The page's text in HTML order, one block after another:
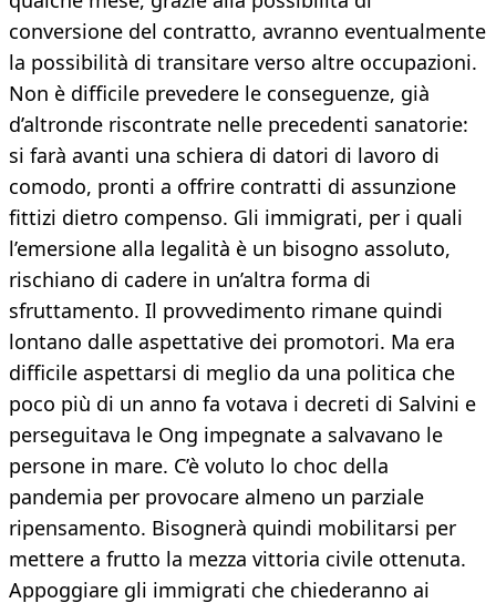
conversione del contratto, avranno eventualmente
la possibilità di transitare verso altre occupazioni.
Non è difficile prevedere le conseguenze, già
d’altronde riscontrate nelle precedenti sanatorie:
si farà avanti una schiera di datori di lavoro di
comodo, pronti a offrire contratti di assunzione
fittizi dietro compenso. Gli immigrati, per i quali
l’emersione alla legalità è un bisogno assoluto,
rischiano di cadere in un’altra forma di
sfruttamento. Il provvedimento rimane quindi
lontano dalle aspettative dei promotori. Ma era
difficile aspettarsi di meglio da una politica che
poco più di un anno fa votava i decreti di Salvini e
perseguitava le Ong impegnate a salvavano le
persone in mare. C’è voluto lo choc della
pandemia per provocare almeno un parziale
ripensamento. Bisognerà quindi mobilitarsi per
mettere a frutto la mezza vittoria civile ottenuta.
Appoggiare gli immigrati che chiederanno ai